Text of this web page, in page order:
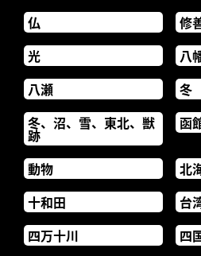
仏
修
光
八
八瀬
冬
冬、沼、雪、東北、獣
跡
函
動物
北
十和田
台
四万十川
四